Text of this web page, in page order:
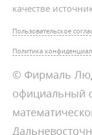
качестве
Пользовательское
Политика
© Фирмаль
официальный